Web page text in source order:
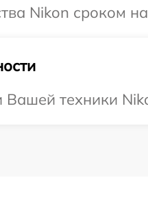
Nikon сроком
техники